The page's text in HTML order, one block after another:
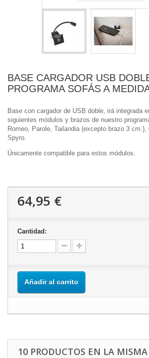
BASE CARGADOR USB
PROGRAMA SOFÁS A
Base con cargador de USB doble, irá integrada
siguientes módulos y brazos de nuestro
Romeo, Parole, Tailandia (excepto brazo 3
Spyro.
Únicamente compatible para estos módulos.
64,95 €
Cantidad:
Añadir al carrito
10 PRODUCTOS EN LA